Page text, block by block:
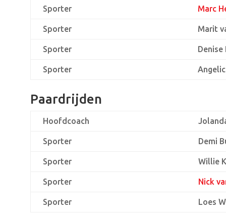
Sporter Marc
Sporter Marit
Sporter Denise
Sporter
Paardrijden
Hoofdcoach
Sporter Demi
Sporter Willie
Sporter Nick
Sporter Loes